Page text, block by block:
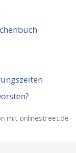
mit onlinestreet.de